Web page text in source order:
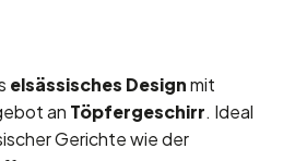
elsässisches Designmit
an Töpfergeschirr. Ideal
Gerichte wie der